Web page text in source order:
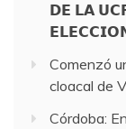
𝗗𝗘 𝗟𝗔
Comenzó
cloacal de
Córdoba: